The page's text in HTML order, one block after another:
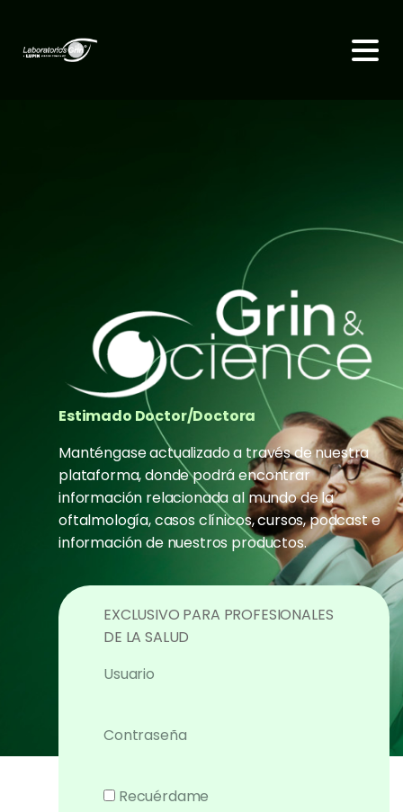
Estimado Doctor/Doctora
Manténgase actualizado a través de nuestra
plataforma, donde podrá encontrar
información relacionada al mundo de la
oftalmología, casos clínicos, cursos, podcast e
información de nuestros productos.
EXCLUSIVO PARA PROFESIONALES
DE LA SALUD
Usuario
Contraseña
Recuérdame